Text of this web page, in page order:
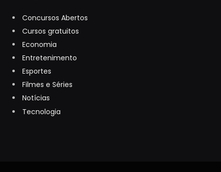
Concursos Abertos
Cursos gratuitos
Economia
Entretenimento
Esportes
Filmes e Séries
Notícias
Tecnologia